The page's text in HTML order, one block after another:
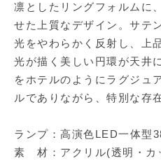
凛としたリングフォルムに
せた上質なデザイン。サテ
光をやわらかく反射し、上
光が描く美しい円環が天井
をホテルのようにラグジュ
ルでありながら、特別な存
ランプ：高演色LED一体型
素 材：アクリル(透明・カ